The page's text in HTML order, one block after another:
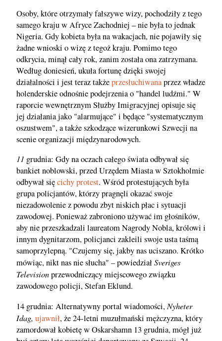
Osoby, które otrzymały fałszywe wizy, pochodziły z tego
samego kraju w Afryce Zachodniej – nie była to jednak
Nigeria. Gdy kobieta była na wakacjach, nie pojawiły się
żadne wnioski o wizę z tegoż kraju. Pomimo tego
odkrycia, minął cały rok, zanim została ona zatrzymana.
Według doniesień, ukuła fortunę dzięki swojej
działalności i jest teraz takżeprzesłuchiwanaprzez władze
holenderskie odnośnie podejrzenia o "handel ludźmi." W
raporcie wewnętrznym Służby Imigracyjnej opisuje się
jej działania jako "alarmujące" i będące "systematycznym
oszustwem", a także szkodzące wizerunkowi Szwecji na
scenie organizacji międzynarodowych.
11 grudnia: Gdy na oczach całego świata odbywał się
bankiet noblowski, przed Urzędem Miasta w Sztokholmie
odbywał sięcichy protest. Wśród protestujących była
grupa policjantów, którzy pragnęli okazać swoje
niezadowolenie z powodu zbyt niskich płac i sytuacji
zawodowej. Ponieważ zabroniono używać im głośników,
aby nie przeszkadzali laureatom Nagrody Nobla, królowi i
innym dygnitarzom, policjanci zakleili swoje usta taśmą
samoprzylepną. "Czujemy się, jakby nas uciszano. Krótko
mówiąc, nikt nas nie słucha" – powiedziałSveriges
Televisionprzewodniczący miejscowego związku
zawodowego policji, Stefan Eklund.
14 grudnia: Alternatywny portal wiadomości,Nyheter
Idag, ujawnił, że 24-letni muzułmański mężczyzna, który
zamordował kobietę w Oskarshamn 13 grudnia, mógł już